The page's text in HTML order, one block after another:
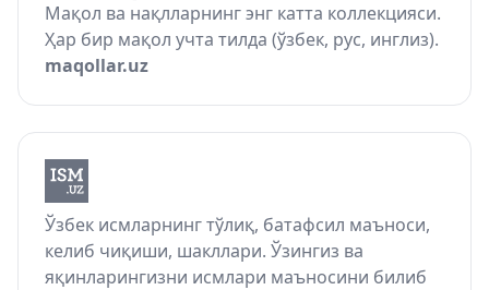
Мақол ва нақлларнинг энг катта коллекцияси.
Ҳар бир мақол учта тилда (ўзбек, рус, инглиз).
maqollar.uz
Ўзбек исмларнинг тўлиқ, батафсил маъноси,
келиб чиқиши, шакллари. Ўзингиз ва
яқинларингизни исмлари маъносини билиб